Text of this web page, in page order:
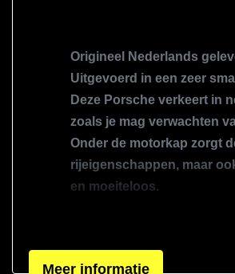
Exterieur
Bi-xenon koplampen
Origineel Nederlands
Uitgevoerd in een zeer
Deze Porsche verkeert in
zoals je mag verwachten
Onder de motorkap zorgt
rijeigenschappen, maar
en moeiteloos.
3.0 S E-Hybrid
Meer informatie